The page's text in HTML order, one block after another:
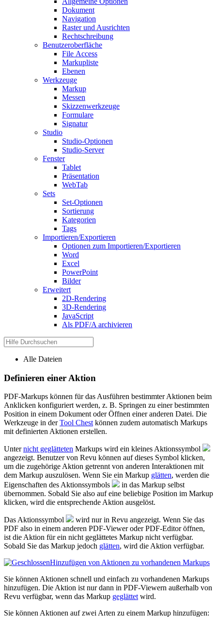
Dokument
Navigation
Raster und Ausrichten
Rechtschreibung
Benutzeroberfläche
File Access
Markupliste
Ebenen
Werkzeuge
Markup
Messen
Skizzenwerkzeuge
Formulare
Signatur
Studio
Studio-Optionen
Studio-Server
Fenster
Tablet
Präsentation
WebTab
Sets
Set-Optionen
Sortierung
Kategorien
Tags
Importieren/Exportieren
Optionen zum Importieren/Exportieren
Word
Excel
PowerPoint
Bilder
Erweitert
2D-Rendering
3D-Rendering
JavaScript
Als PDF/A archivieren
Alle Dateien
Definieren einer Aktion
PDF-Markups können für das Ausführen bestimmter Aktionen beim
Anklicken konfiguriert werden, z. B. Springen zu einer bestimmten
Position in einem Dokument oder Öffnen einer anderen Datei. Die
Werkzeuge in derTool Chestkönnen zudem automatisch Markups
mit definierten Aktionen erstellen.
Unternicht geglätteten Markups wird ein kleines Aktionssymbol
angezeigt. Benutzer von Revu können auf dieses Symbol klicken,
um die zugehörige Aktion getrennt von anderen Interaktionen mit
dem Markup auszulösen. Wenn Sie ein Markup glätten, werden die
Eigenschaften des Aktionssymbols
in das Markup selbst
übernommen. Sobald Sie also auf eine beliebige Position im Markup
klicken, wird die entsprechende Aktion ausgelöst.
Das Aktionssymbol wird nur in Revu angezeigt. Wenn Sie das
PDF also in einem anderen PDF-Viewer oder PDF-Editor öffnen,
ist die Aktion für ein nicht geglättetes Markup nicht verfügbar.
Sobald Sie das Markup jedoch glätten, wird die Aktion verfügbar.
Hinzufügen von Aktionen zu vorhandenen Markups
Sie können Aktionen schnell und einfach zu vorhandenen Markups
hinzufügen. Die Aktion ist nur dann in PDF-Viewern außerhalb von
Revu verfügbar, wenn das Markup geglättetwird.
Sie können Aktionen auf zwei Arten zu einem Markup hinzufügen: